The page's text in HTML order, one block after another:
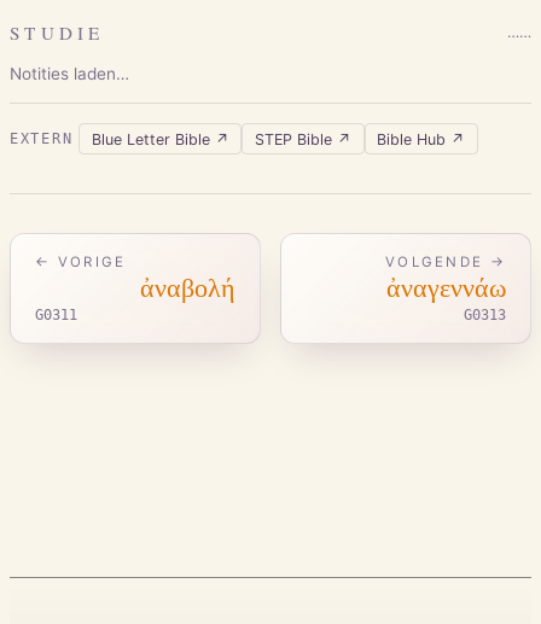
STUDIE ……
Notities laden…
EXTERN Blue Letter Bible↗ STEP Bible↗ Bible Hub ↗
← VORIGE
ἀναβολή
G0311
VOLGENDE →
ἀναγεννάω
G0313